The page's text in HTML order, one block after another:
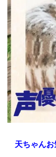
天ちゃん